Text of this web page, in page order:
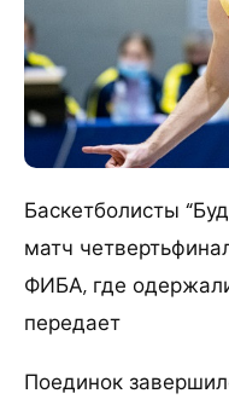
Баскетболисты
матч
ФИБА, где
передает
Поединок